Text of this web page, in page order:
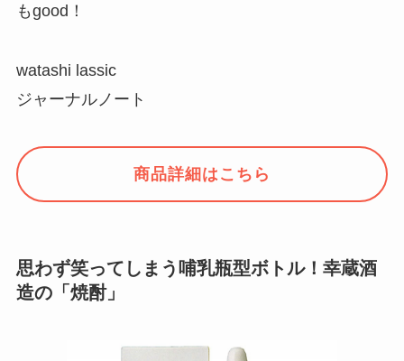
もgood！
watashi lassic
ジャーナルノート
商品詳細はこちら
思わず笑ってしまう哺乳瓶型ボトル！幸蔵酒
造の「焼酎」